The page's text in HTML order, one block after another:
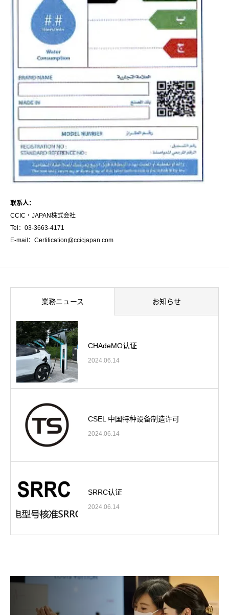
联系人：
CCIC・JAPAN株式会社
Tel：03-3663-4171
E-mail：Certification@ccicjapan.com
業務ニュース お知らせ
CHAdeMO认证
2024.06.14
CSEL 中国特种设备制造许可
2024.06.14
SRRC认证
2024.06.14